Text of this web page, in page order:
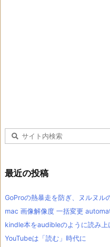
最近の投稿
GoProの熱暴走を防ぎ、ヌルヌル
mac 画像解像度 一括変更
kindle本をaudibleのように読み上
YouTubeは「読む」時代に